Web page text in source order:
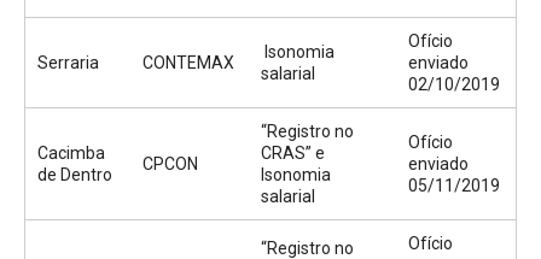
Serraria CONTEMAX
Isonomia
salarial
Ofício
enviado
02/10/2019
Cacimba
de Dentro
CPCON
“Registro no
CRAS” e
Isonomia
salarial
Ofício
enviado
05/11/2019
“Registro no
Ofício